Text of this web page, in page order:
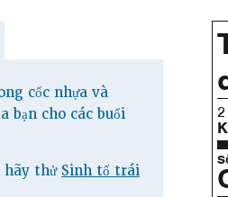
cốc nhựa và
bạn cho các buổi
hãy thử Sinh tố trái